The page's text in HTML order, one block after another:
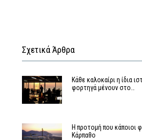
Σχετικά Άρθρα
Κάθε καλοκαίρι η ίδια
φορτηγά μένουν στο…
Η προτομή που κάποιοι
Κάρπαθο